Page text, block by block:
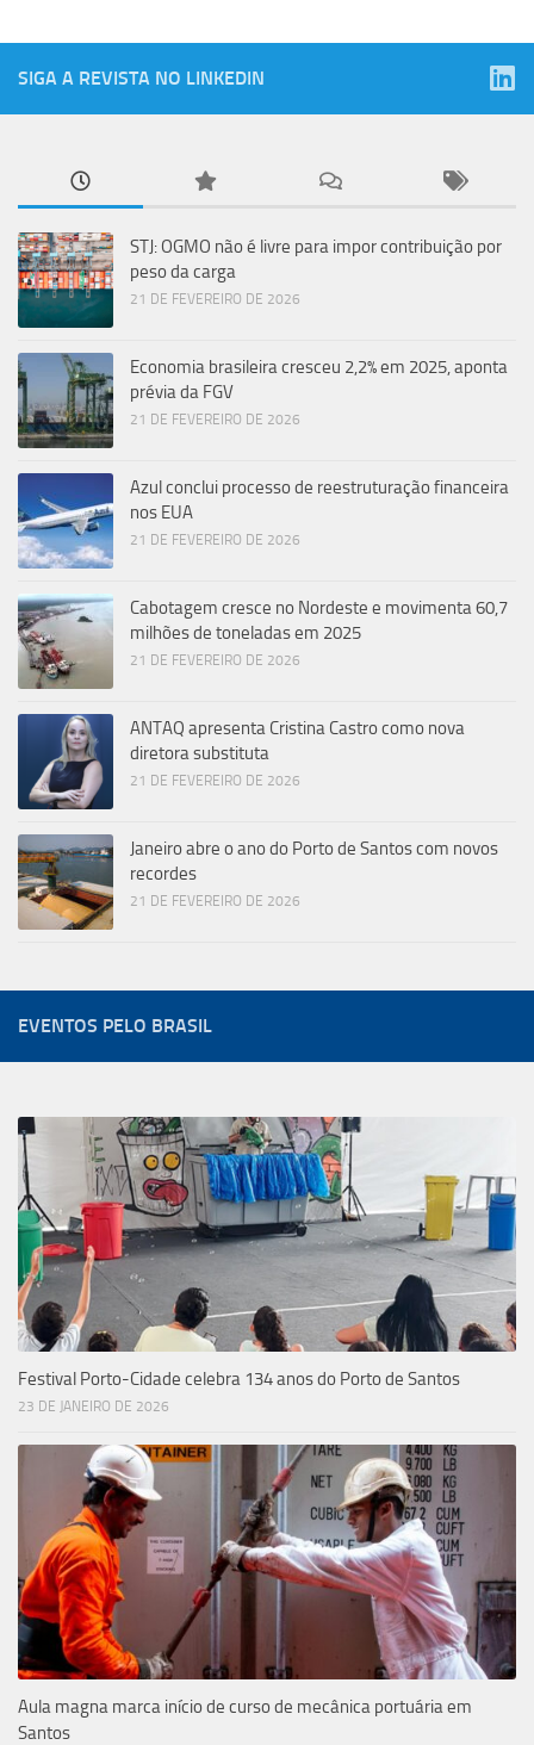
SIGA A REVISTA NO LINKEDIN
STJ: OGMO não é livre para impor contribuição por
peso da carga
21 DE FEVEREIRO DE 2026
Economia brasileira cresceu 2,2% em 2025, aponta
prévia da FGV
21 DE FEVEREIRO DE 2026
Azul conclui processo de reestruturação financeira
nos EUA
21 DE FEVEREIRO DE 2026
Cabotagem cresce no Nordeste e movimenta 60,7
milhões de toneladas em 2025
21 DE FEVEREIRO DE 2026
ANTAQ apresenta Cristina Castro como nova
diretora substituta
21 DE FEVEREIRO DE 2026
Janeiro abre o ano do Porto de Santos com novos
recordes
21 DE FEVEREIRO DE 2026
EVENTOS PELO BRASIL
Festival Porto-Cidade celebra 134 anos do Porto de Santos
23 DE JANEIRO DE 2026
Aula magna marca início de curso de mecânica portuária em
Santos